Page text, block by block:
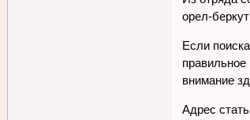
орел-
Если
внимание
Адрес